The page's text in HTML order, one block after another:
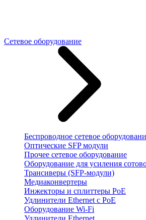
Сетевое оборудование
Беспроводное сетевое
Оптические SFP модули
Прочее сетевое оборудование
Оборудование для усиления
Трансиверы (SFP-модули)
Медиаконвертеры
Инжекторы и сплиттеры PoE
Удлинители Ethernet с PoE
Оборудование Wi-Fi
Удлинители Ethernet